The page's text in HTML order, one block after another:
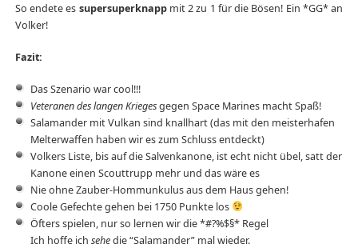
So endete es supersuperknappmit 2 zu 1 für die Bösen! Ein *GG* an
Volker!
Fazit:
Das Szenario war cool!!!
Veteranen des langen Kriegesgegen Space Marines macht Spaß!
Salamander mit Vulkan sind knallhart (das mit den meisterhafen
Melterwaffen haben wir es zum Schluss entdeckt)
Volkers Liste, bis auf die Salvenkanone, ist echt nicht übel, satt der
Kanone einen Scouttrupp mehr und das wäre es
Nie ohne Zauber-Hommunkulus aus dem Haus gehen!
Coole Gefechte gehen bei 1750 Punkte los
Öfters spielen, nur so lernen wir die *#?%$§* Regel
Ich hoffe ich sehedie “Salamander” mal wieder.